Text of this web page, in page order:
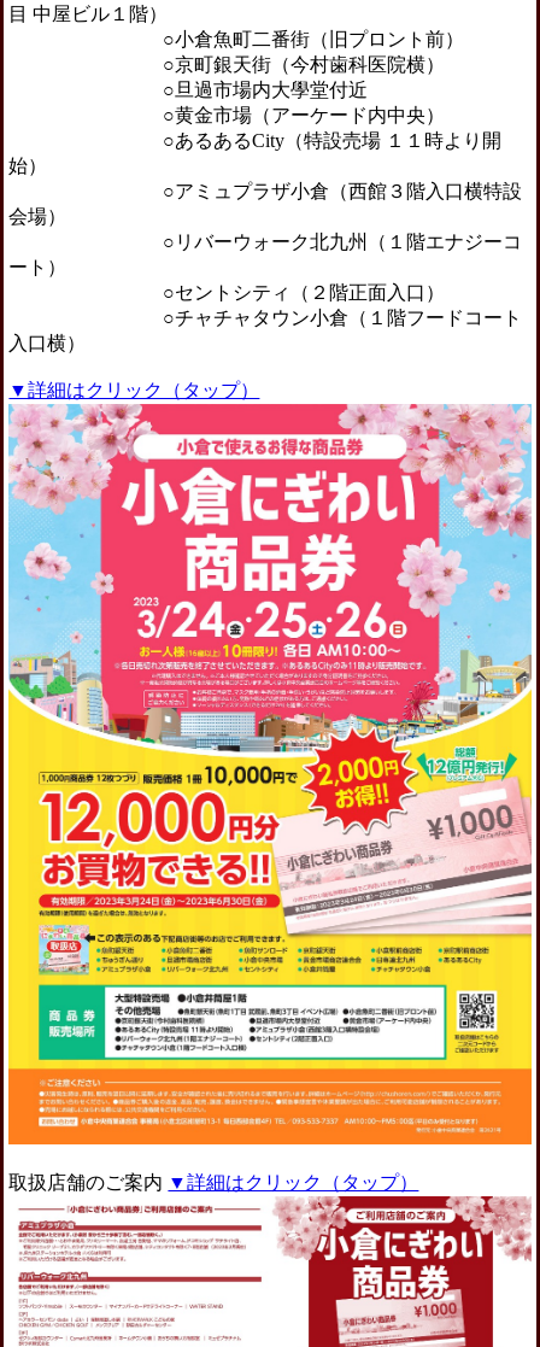
目 中屋ビル１階）
○小倉魚町二番街（旧プロント前）
○京町銀天街（今村歯科医院横）
○旦過市場内大學堂付近
○黄金市場（アーケード内中央）
○あるあるCity（特設売場 １１時より開
始）
○アミュプラザ小倉（西館３階入口横特設
会場）
○リバーウォーク北九州（１階エナジーコ
ート）
○セントシティ（２階正面入口）
○チャチャタウン小倉（１階フードコート
入口横）
▼詳細はクリック（タップ）
取扱店舗のご案内 ▼詳細はクリック（タップ）